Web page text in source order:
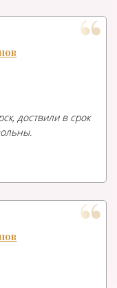
доствили в срок